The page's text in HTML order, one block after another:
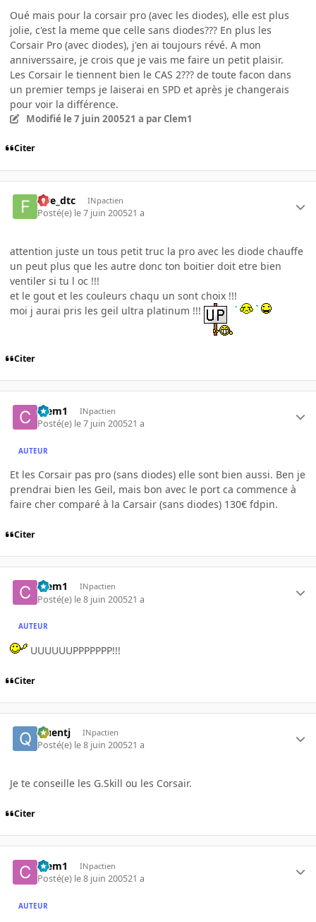
Oué mais pour la corsair pro (avec les diodes), elle est plus
jolie, c'est la meme que celle sans diodes??? En plus les
Corsair Pro (avec diodes), j'en ai toujours révé. A mon
anniverssaire, je crois que je vais me faire un petit plaisir.
Les Corsair le tiennent bien le CAS 2??? de toute facon dans
un premier temps je laiserai en SPD et après je changerais
pour voir la différence.
Modifié le 7 juin 200521 a par Clem1
Citer
five_dtc INpactien
Posté(e) le 7 juin 200521 a
attention juste un tous petit truc la pro avec les diode chauffe
un peut plus que les autre donc ton boitier doit etre bien
ventiler si tu l oc !!!
et le gout et les couleurs chaqu un sont choix !!!
moi j aurai pris les geil ultra platinum !!!
Citer
Clem1 INpactien
Posté(e) le 7 juin 200521 a
AUTEUR
Et les Corsair pas pro (sans diodes) elle sont bien aussi. Ben je
prendrai bien les Geil, mais bon avec le port ca commence à
faire cher comparé à la Carsair (sans diodes) 130€ fdpin.
Citer
Clem1 INpactien
Posté(e) le 8 juin 200521 a
AUTEUR
UUUUUUPPPPPPP!!!
Citer
Quentj INpactien
Posté(e) le 8 juin 200521 a
Je te conseille les G.Skill ou les Corsair.
Citer
Clem1 INpactien
Posté(e) le 8 juin 200521 a
AUTEUR